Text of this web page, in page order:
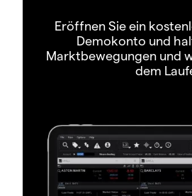
Eröffnen Sie ein
Demokonto und
Marktbewegungen und
dem